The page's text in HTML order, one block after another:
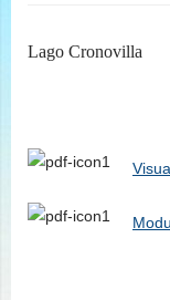
t
Lago Cronovilla